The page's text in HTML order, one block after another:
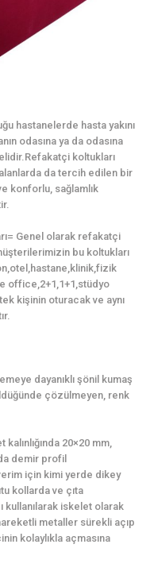
hastanelerde hasta yakını
odasına ya da odasına
koltukları
alanlarda da tercih edilen bir
konforlu, sağlamlık
Genel olarak refakatçi
bu koltukları
office,2+1,1+1,stüdyo
kişinin oturacak ve aynı
dayanıklı şönil kumaş
çözülmeyen, renk
20×20 mm,
demir profil
verim için kimi yerde dikey
kollarda ve çıta
kullanılarak iskelet olarak
metaller sürekli açıp
kolaylıkla açmasına